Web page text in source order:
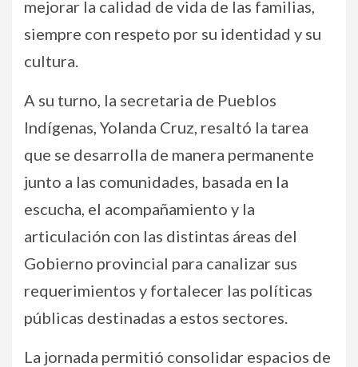
mejorar la calidad de vida de las familias,
siempre con respeto por su identidad y su
cultura.
A su turno, la secretaria de Pueblos
Indígenas, Yolanda Cruz, resaltó la tarea
que se desarrolla de manera permanente
junto a las comunidades, basada en la
escucha, el acompañamiento y la
articulación con las distintas áreas del
Gobierno provincial para canalizar sus
requerimientos y fortalecer las políticas
públicas destinadas a estos sectores.
La jornada permitió consolidar espacios de